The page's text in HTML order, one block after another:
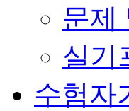
문제
실기
수험자